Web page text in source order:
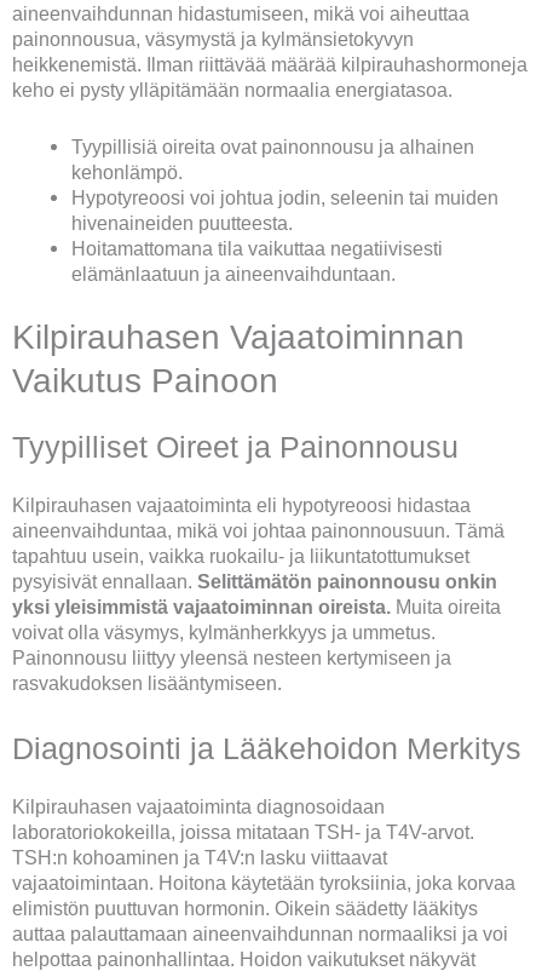
aineenvaihdunnan hidastumiseen, mikä voi aiheuttaa
painonnousua, väsymystä ja kylmänsietokyvyn
heikkenemistä. Ilman riittävää määrää kilpirauhashormoneja
keho ei pysty ylläpitämään normaalia energiatasoa.
Tyypillisiä oireita ovat painonnousu ja alhainen
kehonlämpö.
Hypotyreoosi voi johtua jodin, seleenin tai muiden
hivenaineiden puutteesta.
Hoitamattomana tila vaikuttaa negatiivisesti
elämänlaatuun ja aineenvaihduntaan.
Kilpirauhasen Vajaatoiminnan
Vaikutus Painoon
Tyypilliset Oireet ja Painonnousu
Kilpirauhasen vajaatoiminta eli hypotyreoosi hidastaa
aineenvaihduntaa, mikä voi johtaa painonnousuun. Tämä
tapahtuu usein, vaikka ruokailu- ja liikuntatottumukset
pysyisivät ennallaan. Selittämätön painonnousu onkin
yksi yleisimmistä vajaatoiminnan oireista. Muita oireita
voivat olla väsymys, kylmänherkkyys ja ummetus.
Painonnousu liittyy yleensä nesteen kertymiseen ja
rasvakudoksen lisääntymiseen.
Diagnosointi ja Lääkehoidon Merkitys
Kilpirauhasen vajaatoiminta diagnosoidaan
laboratoriokokeilla, joissa mitataan TSH- ja T4V-arvot.
TSH:n kohoaminen ja T4V:n lasku viittaavat
vajaatoimintaan. Hoitona käytetään tyroksiinia, joka korvaa
elimistön puuttuvan hormonin. Oikein säädetty lääkitys
auttaa palauttamaan aineenvaihdunnan normaaliksi ja voi
helpottaa painonhallintaa. Hoidon vaikutukset näkyvät